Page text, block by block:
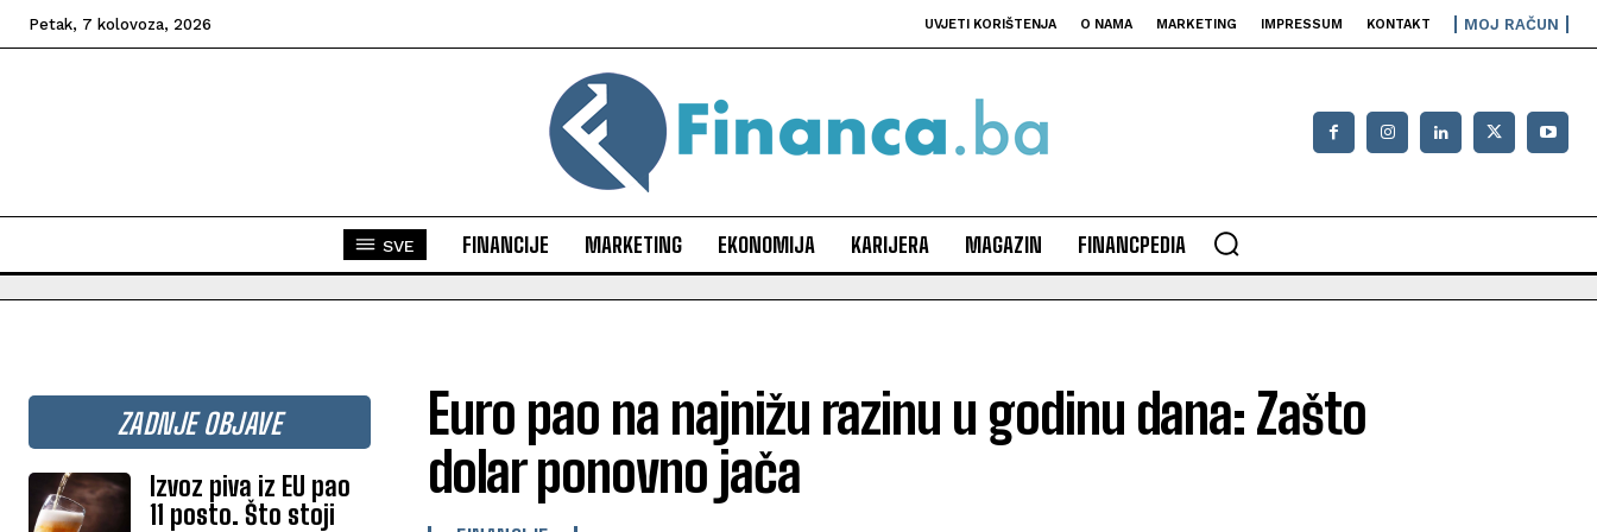
Petak, 7 kolovoza, 2026 UVJETI KORIŠTENJA O NAMA MARKETING IMPRESSUM KONTAKT MOJ RAČUN
SVE FINANCIJE MARKETING EKONOMIJA KARIJERA MAGAZIN FINANCPEDIA
ZADNJE OBJAVE
Izvoz piva iz EU pao
11 posto. Što stoji
Euro pao na najnižu razinu u godinu dana: Zašto
dolar ponovno jača